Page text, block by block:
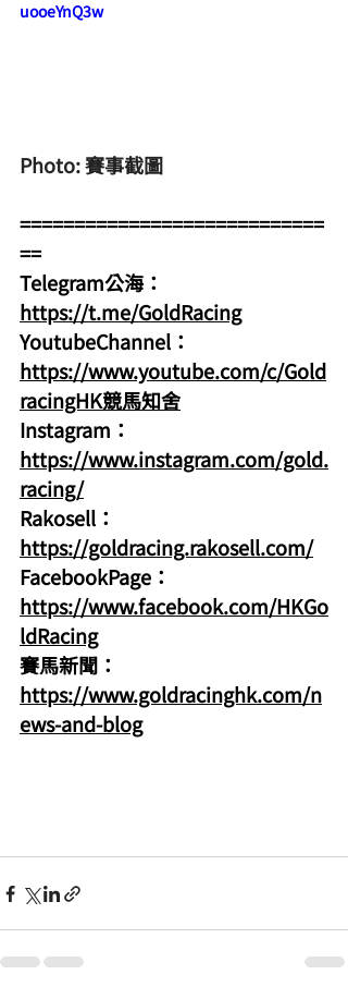
uooeYnQ3w
Photo: 賽事截圖
============================
==
Telegram公海：
https://t.me/GoldRacing
YoutubeChannel：
https://www.youtube.com/c/Gold
racingHK競馬知舍
Instagram：
https://www.instagram.com/gold.
racing/
Rakosell：
https://goldracing.rakosell.com/
FacebookPage：
https://www.facebook.com/HKGo
ldRacing
賽馬新聞：
https://www.goldracinghk.com/n
ews-and-blog